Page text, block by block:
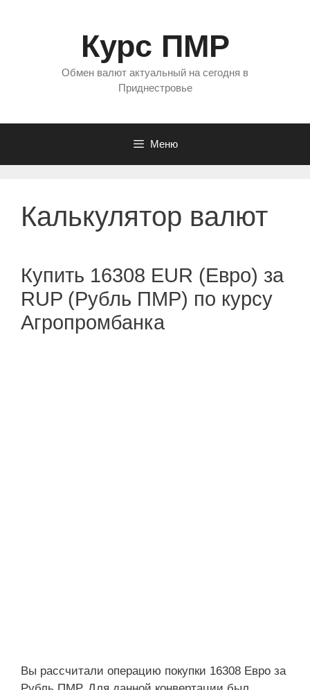
Курс ПМР
Обмен валют актуальный на сегодня в
Приднестровье
Меню
Калькулятор валют
Купить 16308 EUR (Евро) за
RUP (Рубль ПМР) по курсу
Агропромбанка
Вы рассчитали операцию покупки 16308 Евро за